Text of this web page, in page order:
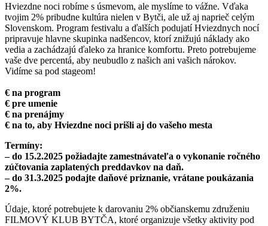
Hviezdne noci robíme s úsmevom, ale myslíme to vážne. Vďaka
tvojim 2% pribudne kultúra nielen v Bytči, ale už aj naprieč celým
Slovenskom. Program festivalu a ďalších podujatí Hviezdnych nocí
pripravuje hlavne skupinka nadšencov, ktorí znižujú náklady ako
vedia a zachádzajú ďaleko za hranice komfortu. Preto potrebujeme
vaše dve percentá, aby neubudlo z našich ani vašich nárokov.
Vidíme sa pod stageom!
€ na program
€ pre umenie
€ na prenájmy
€ na to, aby Hviezdne noci prišli aj do vašeho mesta
Termíny:
– do 15.2.2025 požiadajte zamestnávateľa o vykonanie ročného
zúčtovania zaplatených preddavkov na daň.
– do 31.3.2025 podajte daňové priznanie, vrátane poukázania
2%.
Údaje, ktoré potrebujete k darovaniu 2% občianskemu združeniu
FILMOVÝ KLUB BYTČA, ktoré organizuje všetky aktivity pod